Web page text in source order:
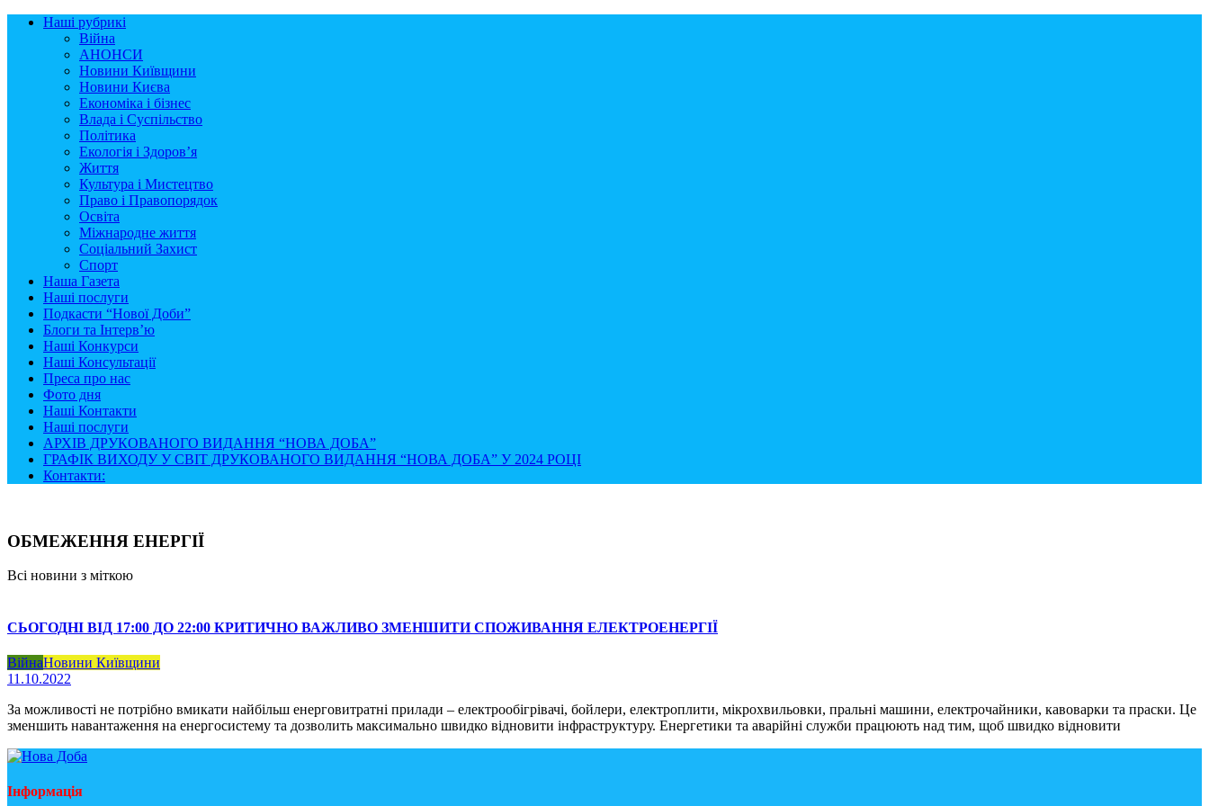
Наші рубрикі
Війна
АНОНСИ
Новини Київщини
Новини Києва
Економіка і бізнес
Влада і Суспільство
Політика
Екологія і Здоров’я
Життя
Культура і Мистецтво
Право і Правопорядок
Освіта
Міжнародне життя
Соціальний Захист
Спорт
Наша Газета
Наші послуги
Подкасти “Нової Доби”
Блоги та Інтерв’ю
Наші Конкурси
Наші Консультації
Преса про нас
Фото дня
Наші Контакти
Наші послуги
АРХІВ ДРУКОВАНОГО ВИДАННЯ “НОВА ДОБА”
ГРАФІК ВИХОДУ У СВІТ ДРУКОВАНОГО ВИДАННЯ “НОВА ДОБА” У 2024 РОЦІ
Контакти:
ОБМЕЖЕННЯ ЕНЕРГІЇ
Всі новини з міткою
СЬОГОДНІ ВІД 17:00 ДО 22:00 КРИТИЧНО ВАЖЛИВО ЗМЕНШИТИ СПОЖИВАННЯ ЕЛЕКТРОЕНЕРГІЇ
ВійнаНовини Київщини
11.10.2022
За можливості не потрібно вмикати найбільш енерговитратні прилади – електрообігрівачі, бойлери, електроплити, мікрохвильовки, пральні машини, електрочайники, кавоварки та праски. Це
зменшить навантаження на енергосистему та дозволить максимально швидко відновити інфраструктуру. Енергетики та аварійні служби працюють над тим, щоб швидко відновити
Інформація